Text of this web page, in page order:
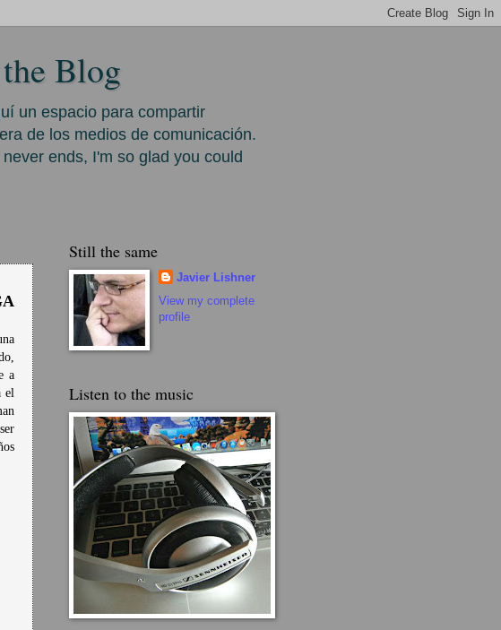
Blog
un espacio para compartir
de los medios de comunicación.
ends, I'm so glad you could
a
el
Still the same
Javier Lishner
View my complete
profile
Listen to the music